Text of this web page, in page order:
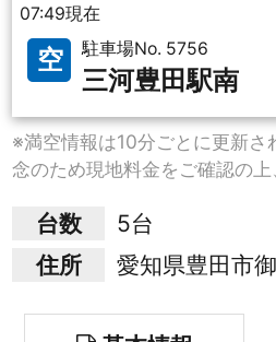
07:49現在
空 駐車場No. 5756
三河豊田駅南
※満空情報は10分ごとに更新さ
念のため現地料金をご確認の上
台数
5台
住所
愛知県豊田市